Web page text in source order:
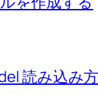
読み込み